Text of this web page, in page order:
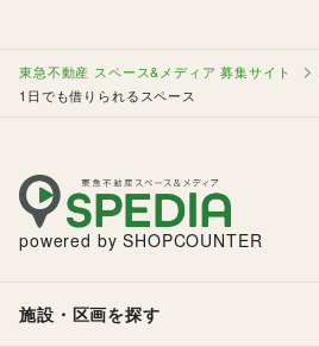
東急不動産 スペース&メディア 募集サイト
1日でも借りられるスペース
powered by SHOPCOUNTER
施設・区画を探す